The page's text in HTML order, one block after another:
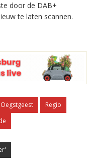
door de DAB+
te laten scannen.
Oegstgeest
Regio